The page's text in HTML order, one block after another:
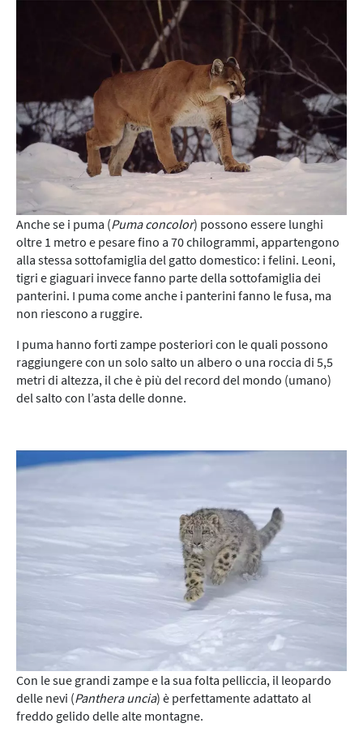
Anche se i puma (Puma concolor) possono essere lunghi
oltre 1 metro e pesare fino a 70 chilogrammi, appartengono
alla stessa sottofamiglia del gatto domestico: i felini. Leoni,
tigri e giaguari invece fanno parte della sottofamiglia dei
panterini. I puma come anche i panterini fanno le fusa, ma
non riescono a ruggire.
I puma hanno forti zampe posteriori con le quali possono
raggiungere con un solo salto un albero o una roccia di 5,5
metri di altezza, il che è più del record del mondo (umano)
del salto con l’asta delle donne.
Con le sue grandi zampe e la sua folta pelliccia, il leopardo
delle nevi (Panthera uncia) è perfettamente adattato al
freddo gelido delle alte montagne.